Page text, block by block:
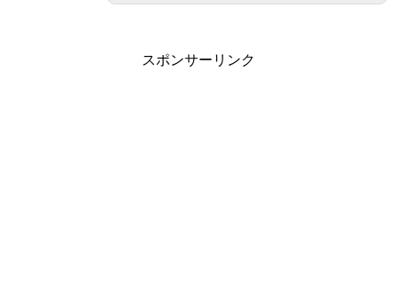
スポンサーリンク